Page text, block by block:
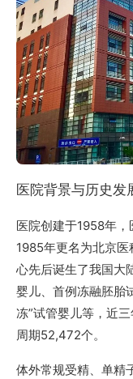
医院背景与历史发
医院创建于1958年，
1985年更名为北京
心先后诞生了我国大
婴儿、首例冻融胚胎
冻”试管婴儿等，近
周期52,472个。
体外常规受精、单精